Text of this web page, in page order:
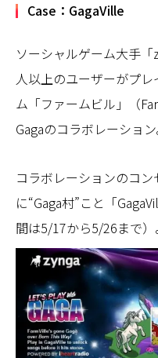
Case：GagaVille
ソーシャルゲーム大手
人以上のユーザーがプ
ム「ファームビル」（
Gagaのコラボレーション
コラボレーションのコ
に“Gaga村”こと「
間は5/17から5/26まで）